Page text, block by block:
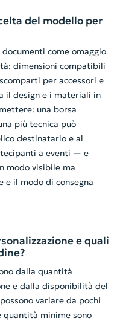
del modello per
come omaggio
dimensioni compatibili
per accessori e
il design e i materiali in
una borsa
più tecnica può
destinatario e al
a eventi — e
modo visibile ma
e il modo di consegna
e quali
dalla quantità
e dalla disponibilità del
variare da pochi
quantità minime sono